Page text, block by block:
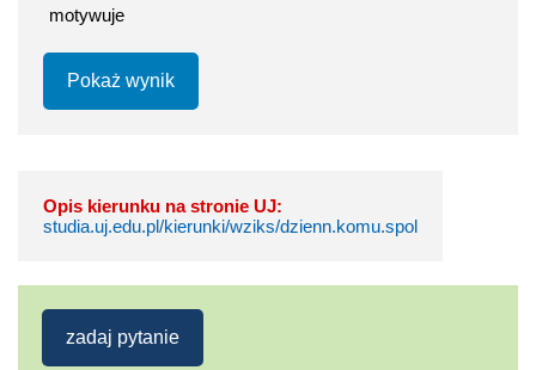
motywuje
Pokaż wynik
Opis kierunku na stronie UJ:
studia.uj.edu.pl/kierunki/wziks/dzienn.komu.spol
zadaj pytanie